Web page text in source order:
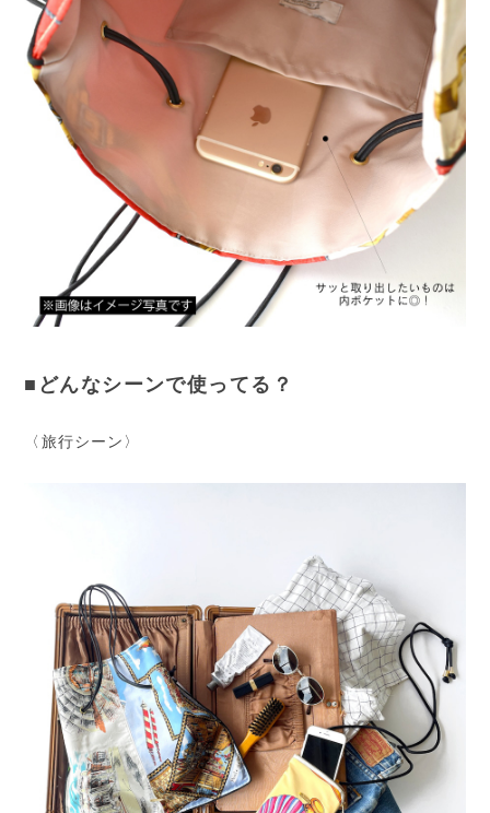
■どんなシーンで使ってる？
〈旅行シーン〉